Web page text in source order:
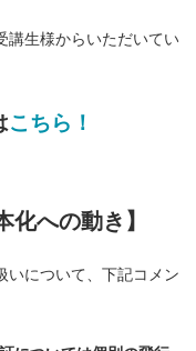
講生様からいただいてい
こちら！
化への動き】
いについて、下記コメン